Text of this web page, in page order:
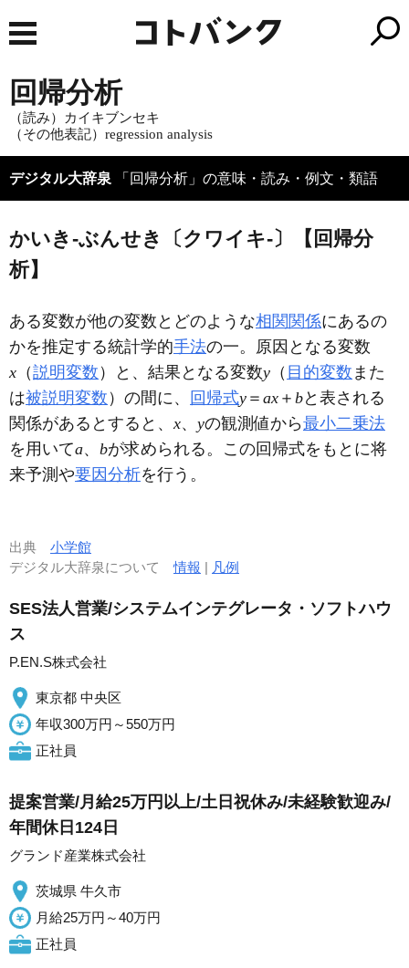
回帰分析
（読み）カイキブンセキ
（その他表記）regression analysis
デジタル大辞泉 「回帰分析」の意味・読み・例文・類語
かいき‐ぶんせき〔クワイキ‐〕【回帰分
析】
ある変数が他の変数とどのような相関関係にあるの
かを推定する統計学的手法の一。原因となる変数
x （説明変数 ）と、結果となる変数y （ 目的変数 また
は被説明変数 ）の間に、 回帰式y ＝ ax ＋ bと表される
関係があるとすると、x、 yの観測値から最小二乗法
を用いてa、 bが求められる。この回帰式をもとに将
来予測や要因分析を行う。
出典 小学館
デジタル大辞泉について情報 | 凡例
SES法人営業/システムインテグレータ・ソフトハウ
ス
P.EN.S株式会社
東京都 中央区
年収300万円～550万円
正社員
提案営業/月給25万円以上/土日祝休み/未経験歓迎み/
年間休日124日
グランド産業株式会社
茨城県 牛久市
月給25万円～40万円
正社員